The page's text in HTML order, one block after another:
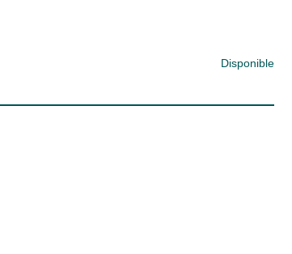
Disponible